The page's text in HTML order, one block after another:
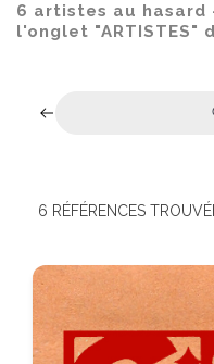
6 artistes au hasard
l'onglet "ARTISTES"
6 RÉFÉRENCES